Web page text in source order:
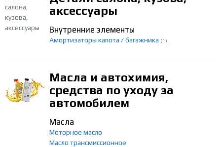
аксессуары
Внутренние элементы
Амортизаторы капота / багажника (1)
Масла и автохимия,
средства по уходу за
автомобилем
Масла
Моторное масло
Масло трансмиссионное